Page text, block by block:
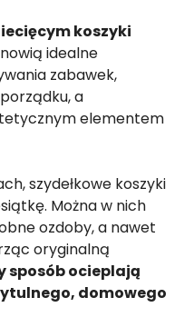
koszyki
idealne
zabawek,
a
elementem
szydełkowe koszyki
Można w nich
ozdoby, a nawet
oryginalną
sposób ocieplają
domowego